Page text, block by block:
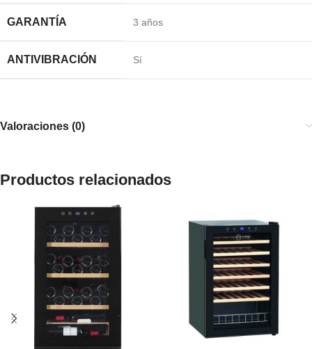
GARANTÍA 3 años
ANTIVIBRACIÓN Sí
Valoraciones (0)
Productos relacionados